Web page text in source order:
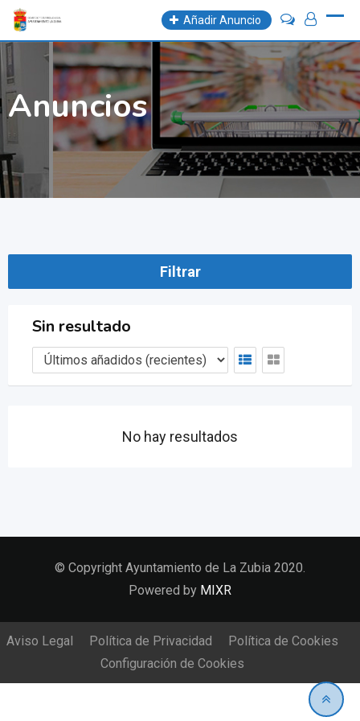
Skip
content
Añadir Anuncio
Anuncios
Filtrar
Sin resultado
No hay resultados
© Copyright Ayuntamiento de La Zubia 2020.
Powered by MIXR
Aviso Legal Política de Privacidad
Política de Cookies
Configuración de Cookies